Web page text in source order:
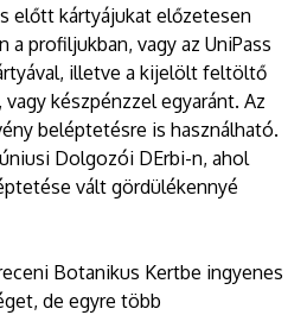
előtt kártyájukat előzetesen
profiljukban, vagy az UniPass
illetve a kijelölt feltöltő
készpénzzel egyaránt. Az
beléptetésre is használható.
Dolgozói DErbi-n, ahol
vált gördülékennyé
Botanikus Kertbe ingyenes
de egyre több